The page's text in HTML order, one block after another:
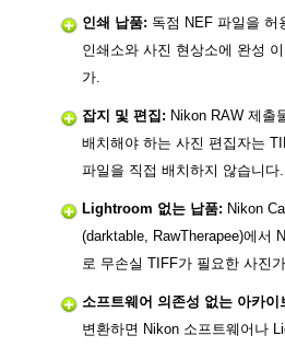
인쇄 납품: 독점 NEF 파일을 허
인쇄소와 사진 현상소에 완성
가.
잡지 및 편집: Nikon RAW 제출
배치해야 하는 사진 편집자는
파일을 직접 배치하지 않습니다.
Lightroom 없는 납품: Nikon
(darktable, RawTherapee)에서
로 무손실 TIFF가 필요한 사진
소프트웨어 의존성 없는 아카이
변환하면 Nikon 소프트웨어나